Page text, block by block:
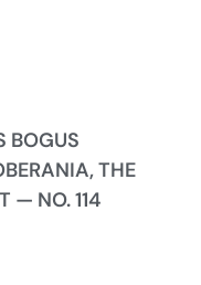
BOGUS
THE
— NO. 114